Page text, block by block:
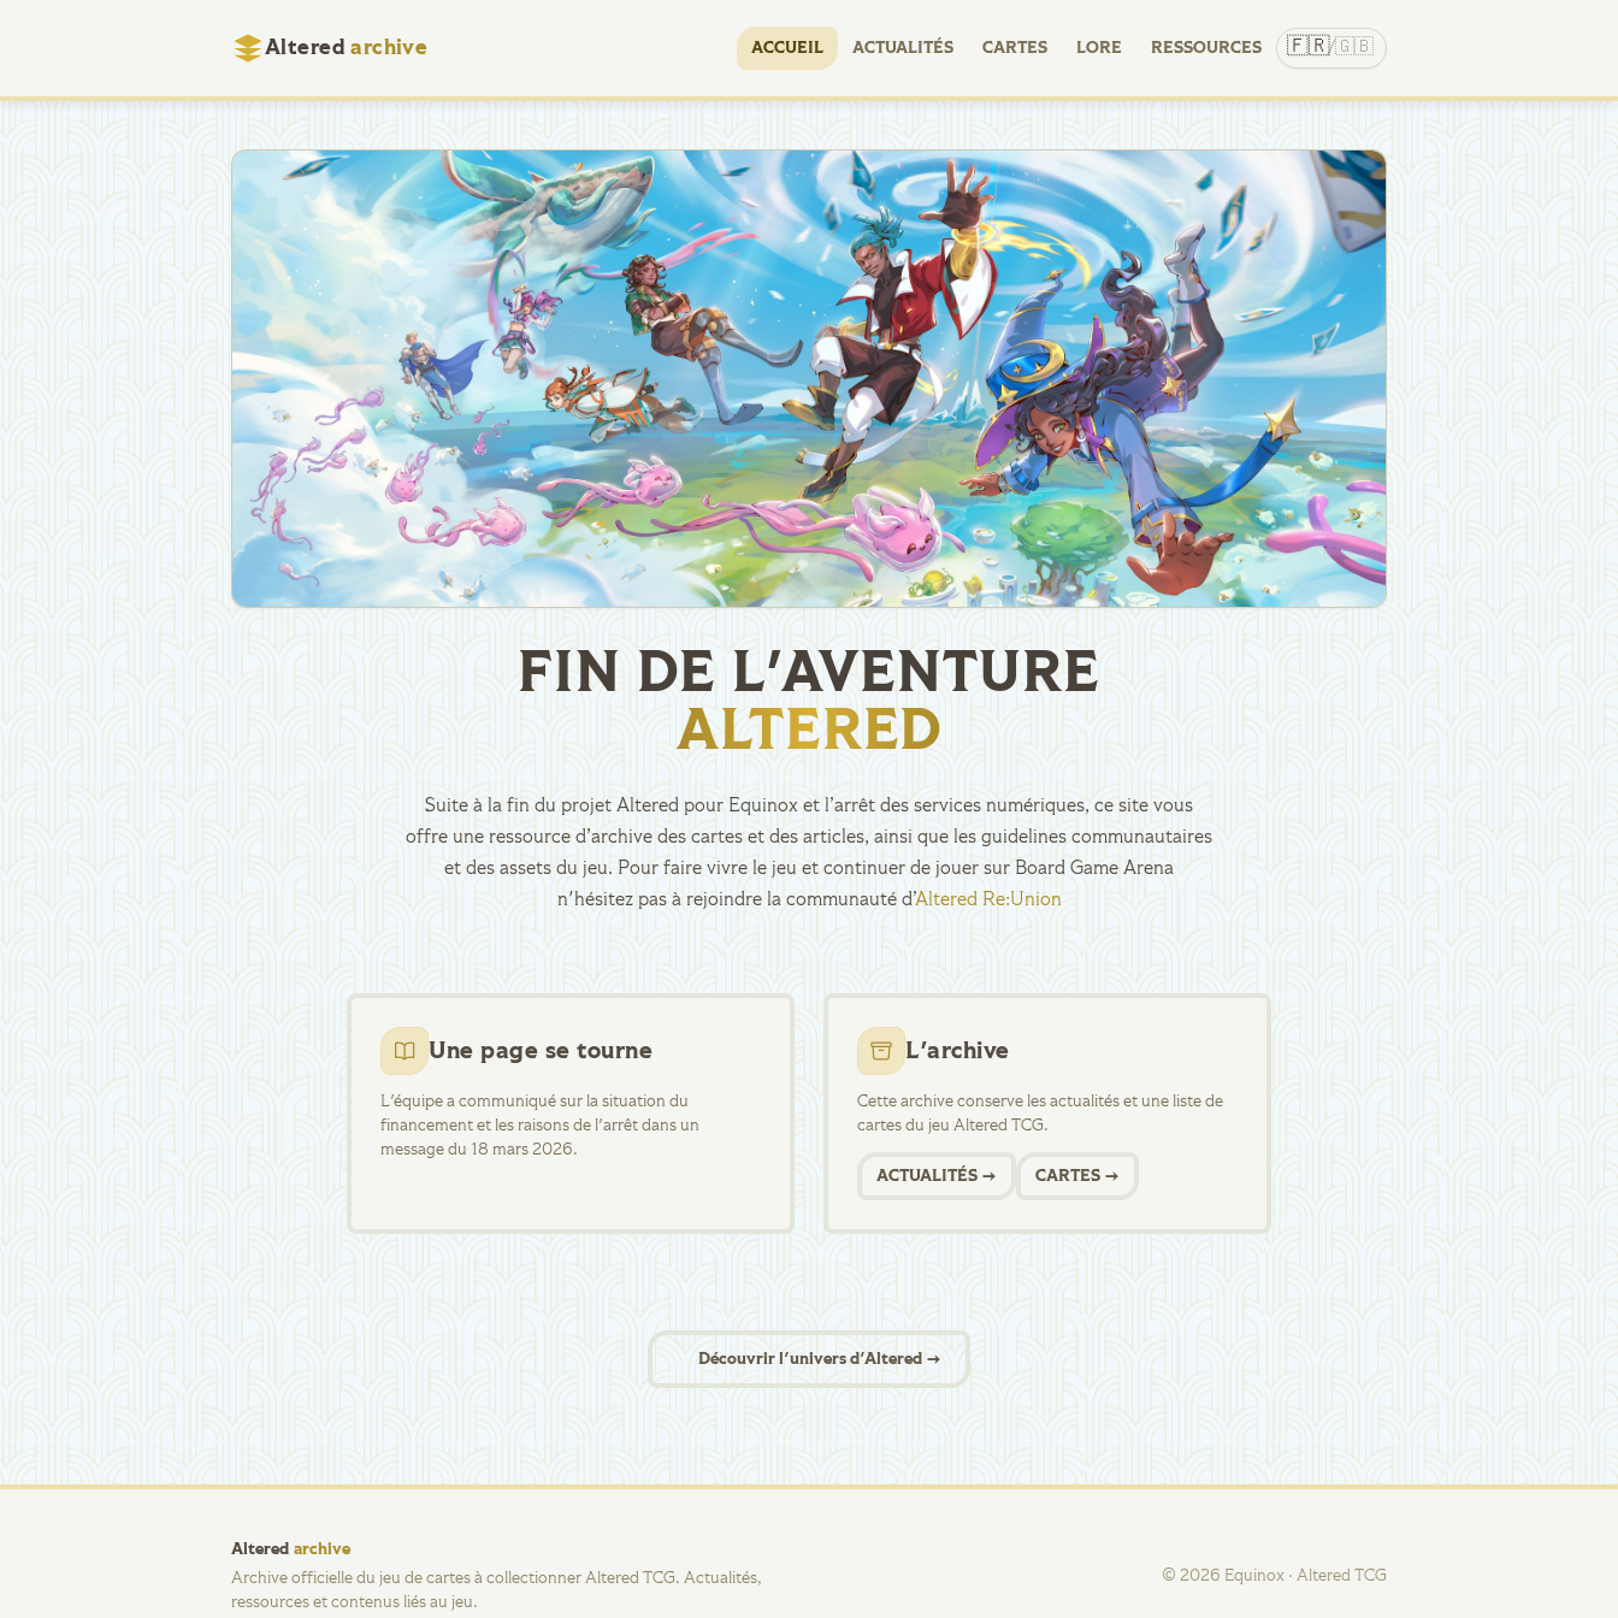
Altered archive ACCUEIL ACTUALITÉS CARTES LORE RESSOURCES 🇫🇷/🇬🇧
FIN DE L'AVENTURE
ALTERED
Suite à la fin du projet Altered pour Equinox et l’arrêt des services numériques, ce site vous
offre une ressource d’archive des cartes et des articles, ainsi que les guidelines communautaires
et des assets du jeu. Pour faire vivre le jeu et continuer de jouer sur Board Game Arena
n'hésitez pas à rejoindre la communauté d’Altered Re:Union
Une page se tourne
L'équipe a communiqué sur la situation du
financement et les raisons de l'arrêt dans un
message du 18 mars 2026.
L'archive
Cette archive conserve les actualités et une liste de
cartes du jeu Altered TCG.
ACTUALITÉS → CARTES →
Découvrir l'univers d'Altered →
Altered archive
Archive officielle du jeu de cartes à collectionner Altered TCG. Actualités,
ressources et contenus liés au jeu.
© 2026 Equinox · Altered TCG